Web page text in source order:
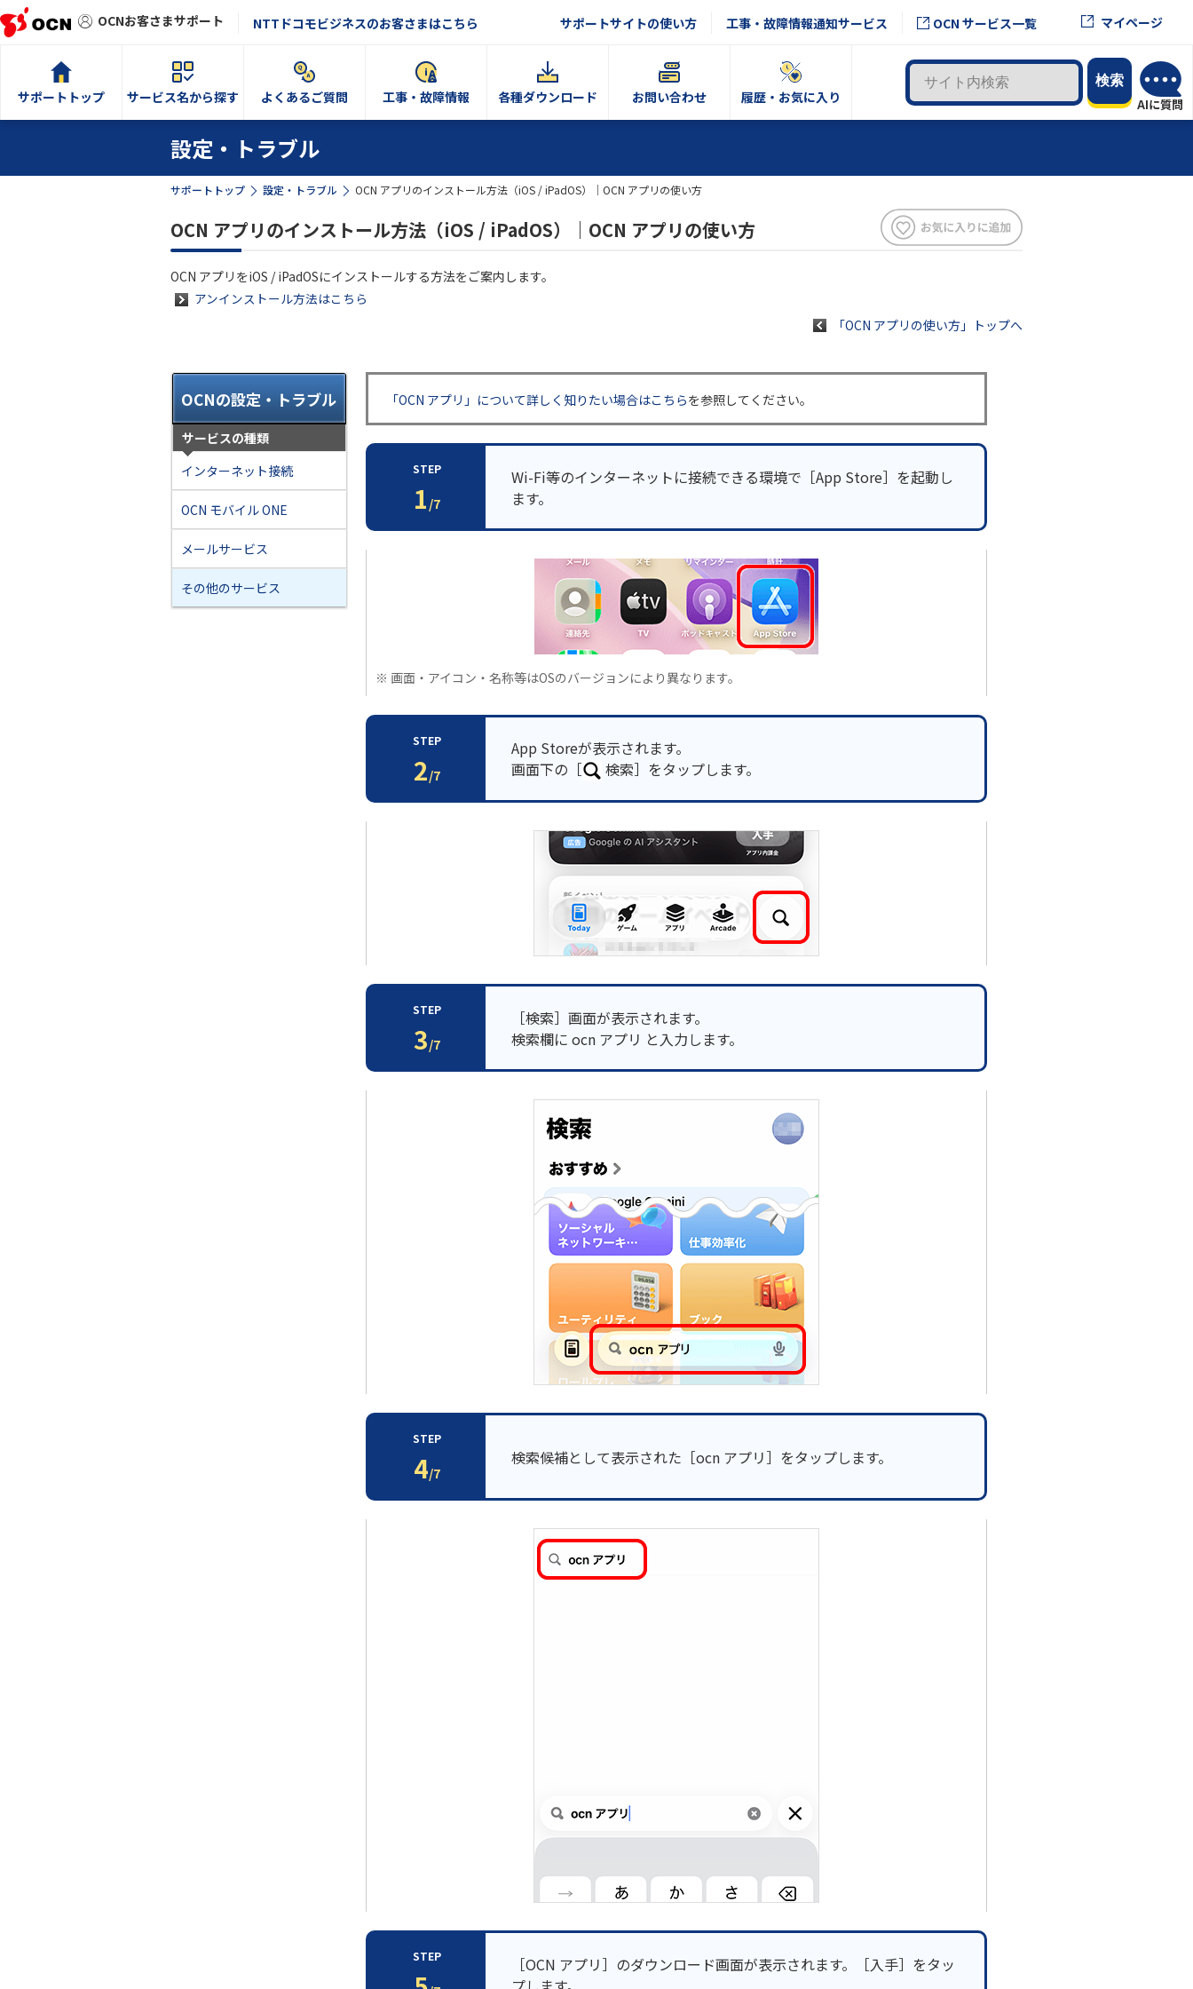
OCNお客さまサポート NTTドコモビジネスのお客さまはこちら サポートサイトの使い方 工事・故障情報通知サービス OCN サービス一覧 マイページ
サポートトップ サービス名から探す よくあるご質問 工事・故障情報 各種ダウンロード お問い合わせ 履歴・お気に入り
設定・トラブル
サポートトップ 設定・トラブル OCN アプリのインストール方法（iOS / iPadOS）｜OCN アプリの使い方
OCN アプリのインストール方法（iOS / iPadOS）｜OCN アプリの使い方
OCN アプリをiOS / iPadOSにインストールする方法をご案内します。
アンインストール方法はこちら
「OCN アプリの使い方」トップへ
OCNの設定・トラブル
サービスの種類
インターネット接続
OCN モバイル ONE
メールサービス
その他のサービス
「OCN アプリ」について詳しく知りたい場合はこちらを参照してください。
STEP
1 /7
Wi-Fi等のインターネットに接続できる環境で［App Store］を起動し
ます。
※ 画面・アイコン・名称等はOSのバージョンにより異なります。
STEP
2/7
App Storeが表示されます。
画面下の［
検索］をタップします。
STEP
3/7
［検索］画面が表示されます。
検索欄に ocn アプリ と入力します。
STEP
4/7
検索候補として表示された［ocn アプリ］をタップします。
STEP
［OCN アプリ］のダウンロード画面が表示されます。［入手］をタッ